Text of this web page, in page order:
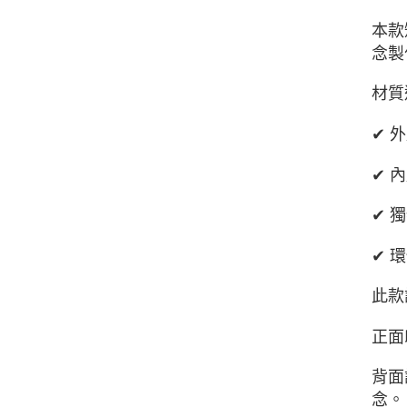
本
念
材
✔
✔
✔
✔
此
正
背
念。